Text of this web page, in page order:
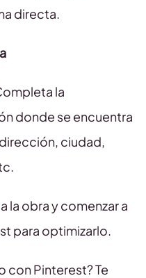
directa.
la
donde se encuentra
ciudad,
la obra y comenzar a
para optimizarlo.
con Pinterest? Te